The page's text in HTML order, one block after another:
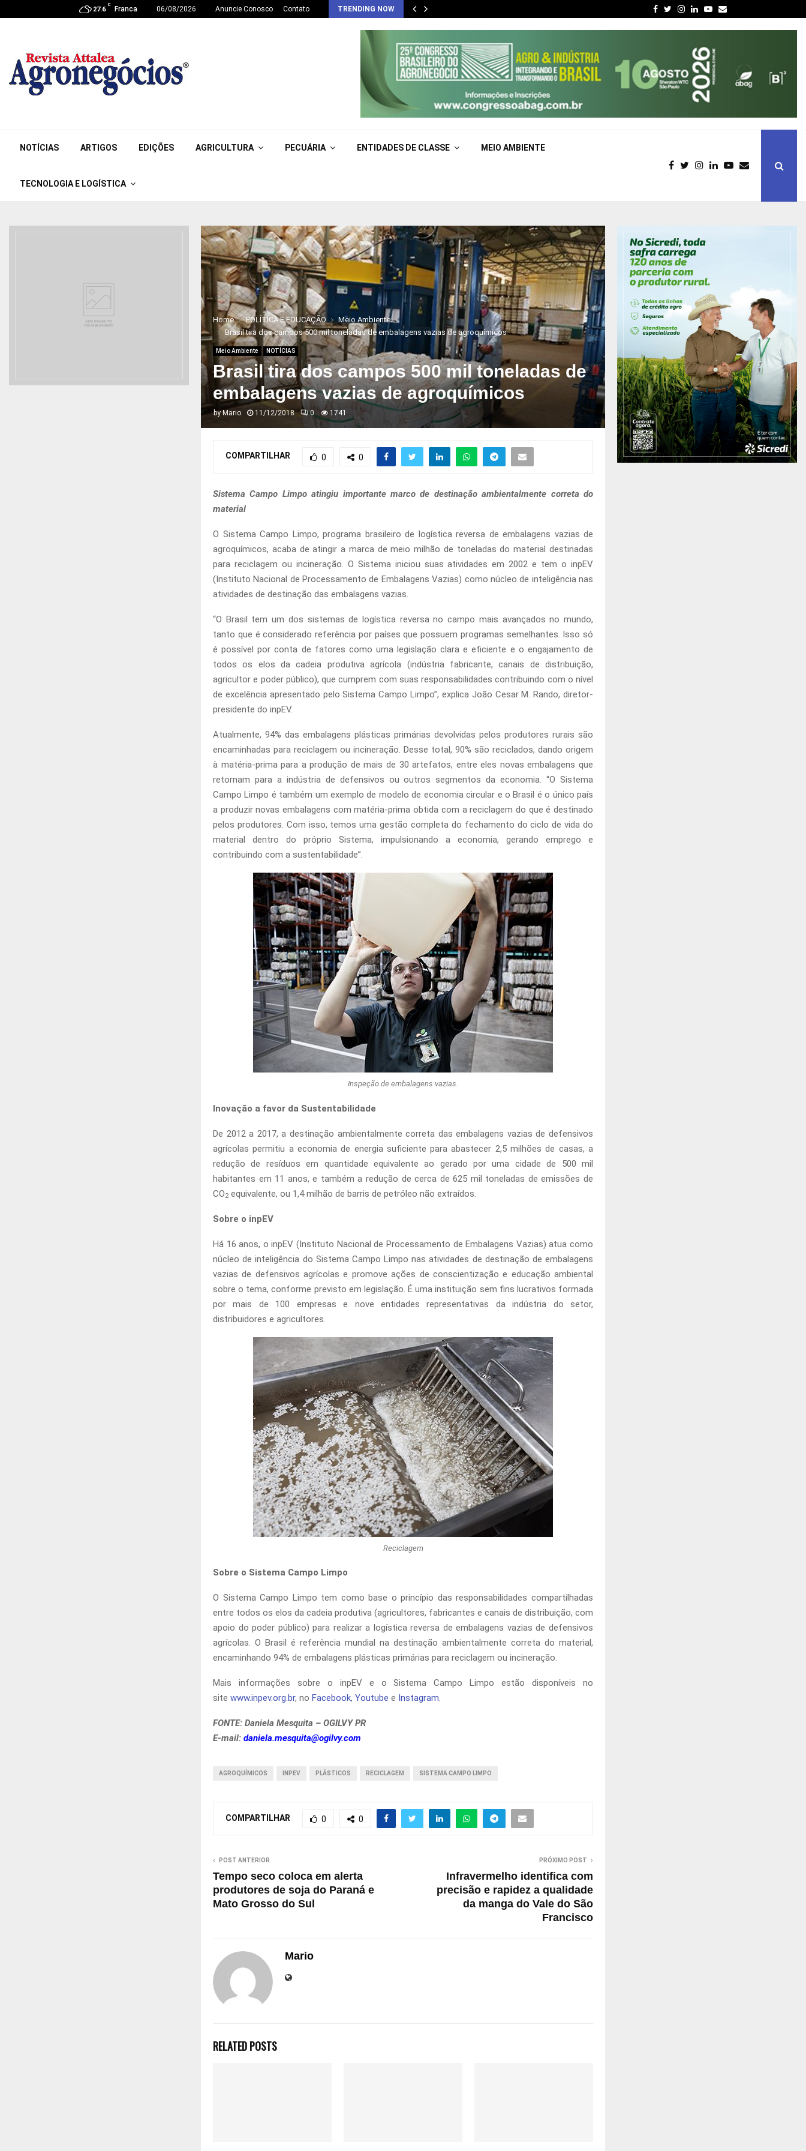
27.6
C
Franca 06/08/2026 Anuncie Conosco Contato TRENDING NOW Facebook
Twitter
Instagram
LinkedinYoutube
Email
NOTÍCIAS ARTIGOS EDIÇÕES AGRICULTURA PECUÁRIA ENTIDADES DE CLASSE MEIO AMBIENTE
TECNOLOGIA E LOGÍSTICA
Home POLÍTICA E EDUCAÇÃO
Meio Ambiente
Brasil tira dos campos 500 mil toneladas de embalagens vazias de agroquímicos
Meio Ambiente NOTÍCIAS
Brasil tira dos campos 500 mil toneladas de
embalagens vazias de agroquímicos
byMario 11/12/2018 0 1741
COMPARTILHAR 0 0
Sistema Campo Limpo atingiu importante marco de destinação ambientalmente correta do
material
O Sistema Campo Limpo, programa brasileiro de logística reversa de embalagens vazias de
agroquímicos, acaba de atingir a marca de meio milhão de toneladas do material destinadas
para reciclagem ou incineração. O Sistema iniciou suas atividades em 2002 e tem o inpEV
(Instituto Nacional de Processamento de Embalagens Vazias) como núcleo de inteligência nas
atividades de destinação das embalagens vazias.
“O Brasil tem um dos sistemas de logística reversa no campo mais avançados no mundo,
tanto que é considerado referência por países que possuem programas semelhantes. Isso só
é possível por conta de fatores como uma legislação clara e eficiente e o engajamento de
todos os elos da cadeia produtiva agrícola (indústria fabricante, canais de distribuição,
agricultor e poder público), que cumprem com suas responsabilidades contribuindo com o nível
de excelência apresentado pelo Sistema Campo Limpo”, explica João Cesar M. Rando, diretor-
presidente do inpEV.
Atualmente, 94% das embalagens plásticas primárias devolvidas pelos produtores rurais são
encaminhadas para reciclagem ou incineração. Desse total, 90% são reciclados, dando origem
à matéria-prima para a produção de mais de 30 artefatos, entre eles novas embalagens que
retornam para a indústria de defensivos ou outros segmentos da economia. “O Sistema
Campo Limpo é também um exemplo de modelo de economia circular e o Brasil é o único país
a produzir novas embalagens com matéria-prima obtida com a reciclagem do que é destinado
pelos produtores. Com isso, temos uma gestão completa do fechamento do ciclo de vida do
material dentro do próprio Sistema, impulsionando a economia, gerando emprego e
contribuindo com a sustentabilidade”.
Inspeção de embalagens vazias.
Inovação a favor da Sustentabilidade
De 2012 a 2017, a destinação ambientalmente correta das embalagens vazias de defensivos
agrícolas permitiu a economia de energia suficiente para abastecer 2,5 milhões de casas, a
redução de resíduos em quantidade equivalente ao gerado por uma cidade de 500 mil
habitantes em 11 anos, e também a redução de cerca de 625 mil toneladas de emissões de
CO2 equivalente, ou 1,4 milhão de barris de petróleo não extraídos.
Sobre o inpEV
Há 16 anos, o inpEV (Instituto Nacional de Processamento de Embalagens Vazias) atua como
núcleo de inteligência do Sistema Campo Limpo nas atividades de destinação de embalagens
vazias de defensivos agrícolas e promove ações de conscientização e educação ambiental
sobre o tema, conforme previsto em legislação. É uma instituição sem fins lucrativos formada
por mais de 100 empresas e nove entidades representativas da indústria do setor,
distribuidores e agricultores.
Reciclagem
Sobre o Sistema Campo Limpo
O Sistema Campo Limpo tem como base o princípio das responsabilidades compartilhadas
entre todos os elos da cadeia produtiva (agricultores, fabricantes e canais de distribuição, com
apoio do poder público) para realizar a logística reversa de embalagens vazias de defensivos
agrícolas. O Brasil é referência mundial na destinação ambientalmente correta do material,
encaminhando 94% de embalagens plásticas primárias para reciclagem ou incineração.
Mais informações sobre o inpEV e o Sistema Campo Limpo estão disponíveis no
site www.inpev.org.br, no Facebook, Youtube e Instagram.
FONTE: Daniela Mesquita – OGILVY PR
E-mail: daniela.mesquita@ogilvy.com
AGROQUÍMICOS INPEV PLÁSTICOS RECICLAGEM SISTEMA CAMPO LIMPO
COMPARTILHAR 0 0
POST ANTERIOR
Tempo seco coloca em alerta
produtores de soja do Paraná e
Mato Grosso do Sul
PRÓXIMO POST
Infravermelho identifica com
precisão e rapidez a qualidade
da manga do Vale do São
Francisco
Mario
RELATED POSTS